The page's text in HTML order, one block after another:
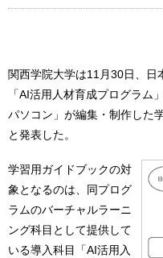
関西学院大学は11月30日、日
「AI活用人材育成プログラム
パソコン」が編集・制作した
と発表した。
学習用ガイドブックの対
象となるのは、同プログ
ラムのバーチャルラーニ
ング科目として提供して
いる導入科目「AI活用入